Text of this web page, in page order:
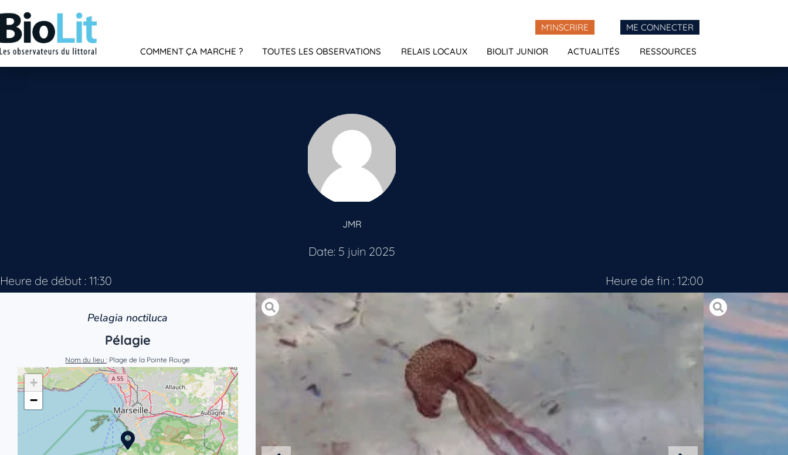
M'INSCRIRE ME CONNECTER
COMMENT ÇA MARCHE ? TOUTES LES OBSERVATIONS RELAIS LOCAUX BIOLIT JUNIOR ACTUALITÉS RESSOURCES
JMR
Date: 5 juin 2025
Heure de début : 11:30
Heure de fin : 12:00
Pelagia noctiluca
Pélagie
Nom du lieu: Plage de la Pointe Rouge
+
−